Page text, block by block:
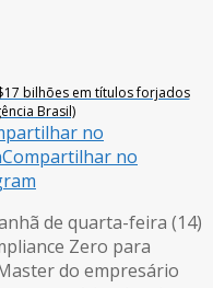
bilhões em títulos forjados
Brasil)
no
Compartilhar no
de quarta-feira (14)
Zero para
do empresário